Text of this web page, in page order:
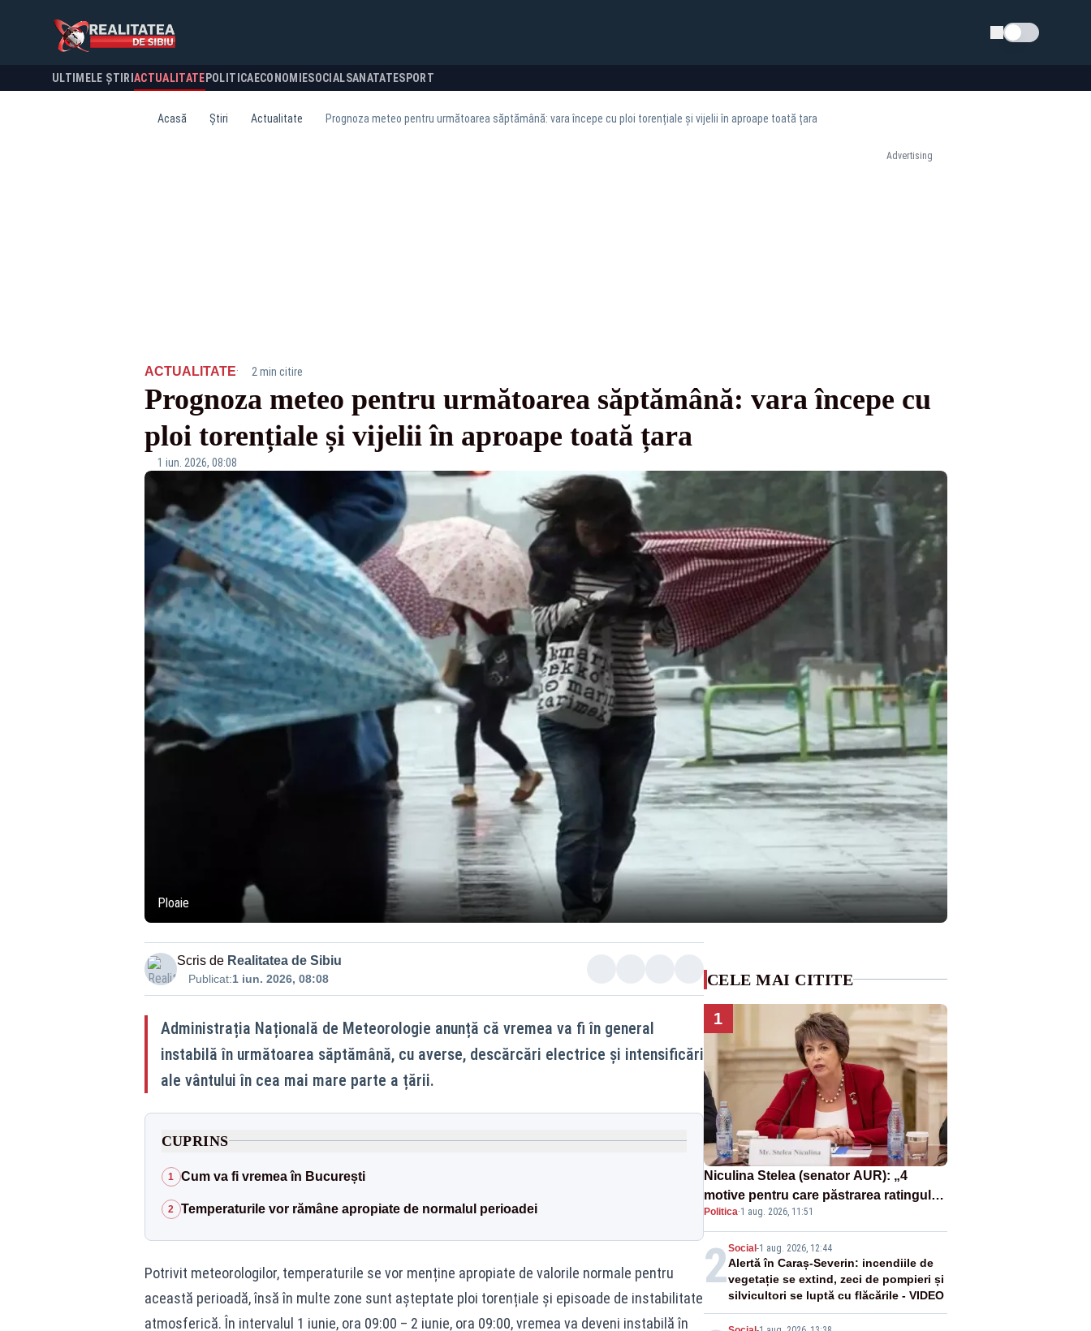
Schimba tema
ULTIMELE ȘTIRI ACTUALITATE POLITICA ECONOMIESOCIALSANATATESPORT
Acasă Știri Actualitate Prognoza meteo pentru următoarea săptămână: vara începe cu ploi torențiale și vijelii în aproape toată țara
Advertising
ACTUALITATE· 2 min citire
Prognoza meteo pentru următoarea săptămână: vara începe cu
ploi torențiale și vijelii în aproape toată țara
1 iun. 2026, 08:08
Ploaie
Scris de Realitatea de Sibiu
Publicat:1 iun. 2026, 08:08
Administrația Națională de Meteorologie anunță că vremea va fi în general
instabilă în următoarea săptămână, cu averse, descărcări electrice și intensificări
ale vântului în cea mai mare parte a țării.
CUPRINS
1 Cum va fi vremea în București
2 Temperaturile vor rămâne apropiate de normalul perioadei
Potrivit meteorologilor, temperaturile se vor menține apropiate de valorile normale pentru
această perioadă, însă în multe zone sunt așteptate ploi torențiale și episoade de instabilitate
atmosferică. În intervalul 1 iunie, ora 09:00 – 2 iunie, ora 09:00, vremea va deveni instabilă în
CELE MAI CITITE
1
Niculina Stelea (senator AUR): „4
motive pentru care păstrarea ratingului
de țară nu este o reușită pentru
Guvernul Bolojan”
Politica·1 aug. 2026, 11:51
2Social-1 aug. 2026, 12:44
Alertă în Caraș-Severin: incendiile de
vegetație se extind, zeci de pompieri și
silvicultori se luptă cu flăcările - VIDEO